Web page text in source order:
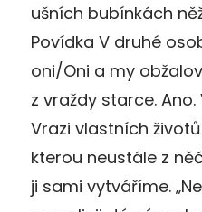
ušních bubínkách
Povídka V druhé
oni/Oni a my
z vraždy starce.
Vrazi vlastních
kterou neustále z
ji sami vytváříme.